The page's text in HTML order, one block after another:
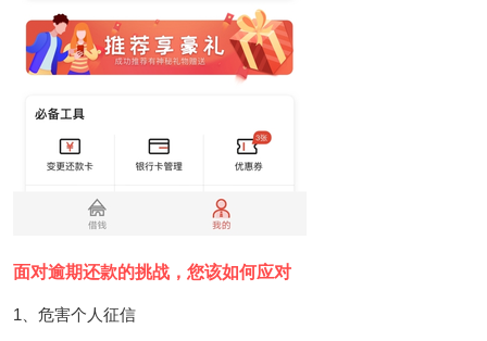
面对逾期还款的挑战，您该如何应对
1、危害个人征信